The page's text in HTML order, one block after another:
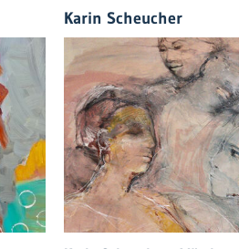
Karin Scheucher